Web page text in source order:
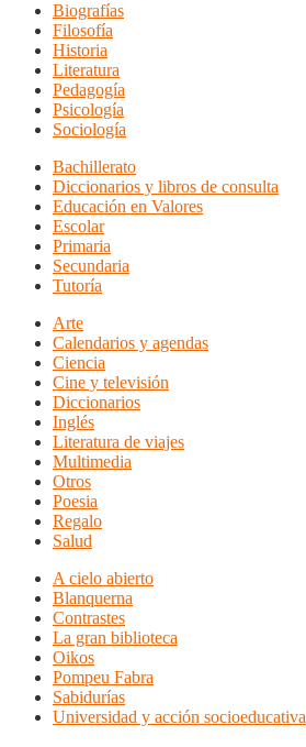
Biografías
Filosofía
Historia
Literatura
Pedagogía
Psicología
Sociología
Bachillerato
Diccionarios y libros de consulta
Educación en Valores
Escolar
Primaria
Secundaria
Tutoría
Arte
Calendarios y agendas
Ciencia
Cine y televisión
Diccionarios
Inglés
Literatura de viajes
Multimedia
Otros
Poesia
Regalo
Salud
A cielo abierto
Blanquerna
Contrastes
La gran biblioteca
Oikos
Pompeu Fabra
Sabidurías
Universidad y acción socioeducativa